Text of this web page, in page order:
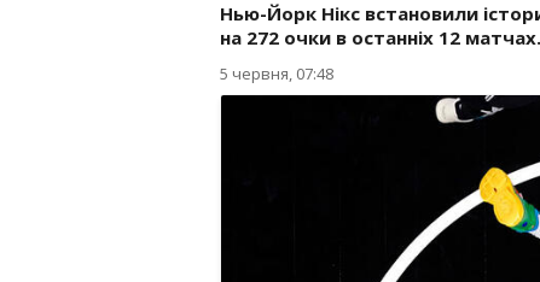
Нью-Йорк Нікс встановили
на 272 очки в останніх 12 матчах.
5 червня, 07:48